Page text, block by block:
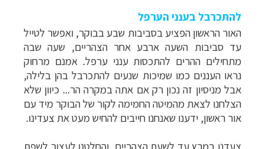
להתכרבל בענני הערפל
האור הראשון הפציע בסביבות שבע בבוקר, ואפשר לטייל
עד סביבות השעה ארבע אחר הצהריים, שעה שבה
מתחילים ההרים להתכסות ענני ערפל. אמנם מרחוק
נראו העננים כמו שמיכות שנעים להתכרבל בהן בלילה,
אבל מניסיון זה נכון רק אם אתה במקרה הר... כיוון שלא
הצלחנו לצאת מהמיטה החמימה לקור של הבוקר מיד עם
אור ראשון, ידענו שאנחנו חייבים להחיש מעט את צעדינו.
צעדנו במרץ עד לשעת הצהריים, והחלטנו לעצור לשפת